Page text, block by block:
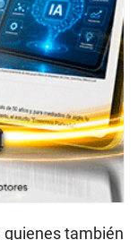
quienes también